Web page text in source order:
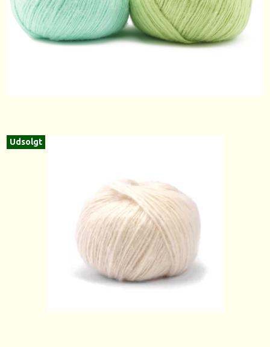
Udsolgt